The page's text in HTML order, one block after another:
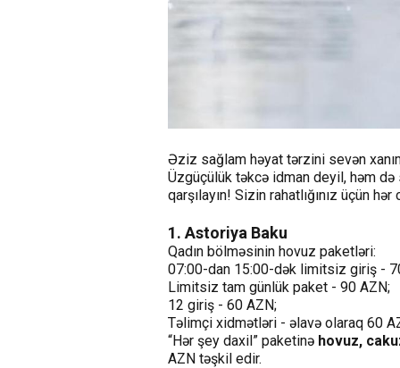
Əziz sağlam həyat tərzini sevən
Üzgüçülük təkcə idman deyil, həm də
qarşılayın! Sizin rahatlığınız üçün
1. Astoriya Baku
Qadın bölməsinin hovuz paketləri:
07:00-dan 15:00-dək limitsiz giriş -
Limitsiz tam günlük paket - 90 AZN;
12 giriş - 60 AZN;
Təlimçi xidmətləri - əlavə olaraq 60
“Hər şey daxil” paketinə hovuz,
AZN təşkil edir.